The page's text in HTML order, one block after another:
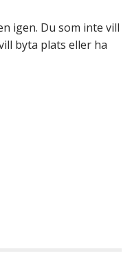
igen. Du som inte vill
byta plats eller ha